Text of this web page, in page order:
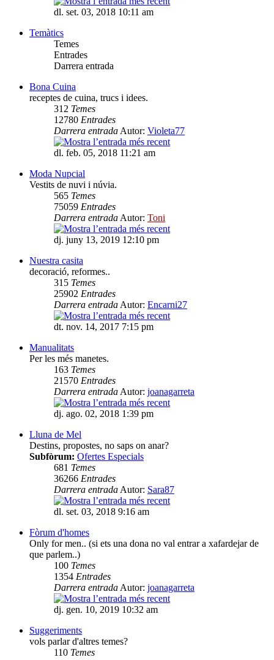
dl. set. 03, 2018 10:11 am
Temàtics
Temes
Entrades
Darrera entrada
Bona Cuina
receptes de cuina, trucs i idees.
312 Temes
12780 Entrades
Darrera entrada Autor: Violeta77
dl. feb. 05, 2018 11:21 am
Moda Nupcial
Vestits de nuvi i núvia.
565 Temes
75059 Entrades
Darrera entrada Autor: Toni
dj. juny 13, 2019 12:10 pm
Nuestra casita
decoració, reformes..
315 Temes
25902 Entrades
Darrera entrada Autor: Encarni27
dt. nov. 14, 2017 7:15 pm
Manualitats
Per les més manetes.
163 Temes
21570 Entrades
Darrera entrada Autor: joanagarreta
dj. ago. 02, 2018 1:39 pm
Lluna de Mel
Destins, propostes, no saps on anar?
Subfòrum: Ofertes Especials
681 Temes
36266 Entrades
Darrera entrada Autor: Sara87
dl. set. 03, 2018 9:16 am
Fòrum d'homes
Only for men.. (si ets una dona no val entrar a xafardejar de
que parlem..)
100 Temes
1354 Entrades
Darrera entrada Autor: joanagarreta
dj. gen. 10, 2019 10:32 am
Suggeriments
vols parlar d'altres temes?
110 Temes